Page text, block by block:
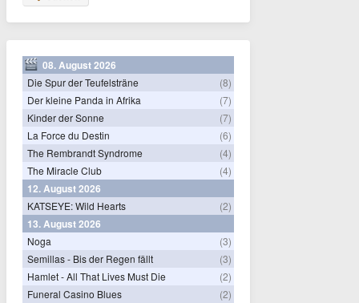
08. August 2026
Die Spur der Teufelsträne
(8)
Der kleine Panda in Afrika
(7)
Kinder der Sonne
(7)
La Force du Destin
(6)
The Rembrandt Syndrome
(4)
The Miracle Club
(4)
12. August 2026
KATSEYE: Wild Hearts (2)
13. August 2026
Noga
(3)
Semillas - Bis der Regen fällt
(3)
Hamlet - All That Lives Must Die
(2)
Funeral Casino Blues
(2)